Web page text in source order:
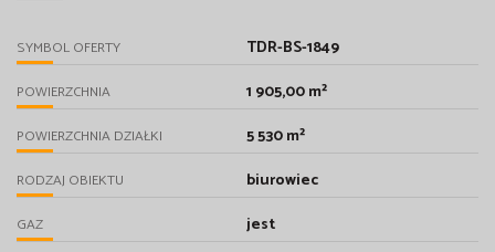
SYMBOL OFERTY TDR-BS-1849
POWIERZCHNIA 1 905,00 m²
POWIERZCHNIA DZIAŁKI 5 530 m²
RODZAJ OBIEKTU biurowiec
GAZ jest